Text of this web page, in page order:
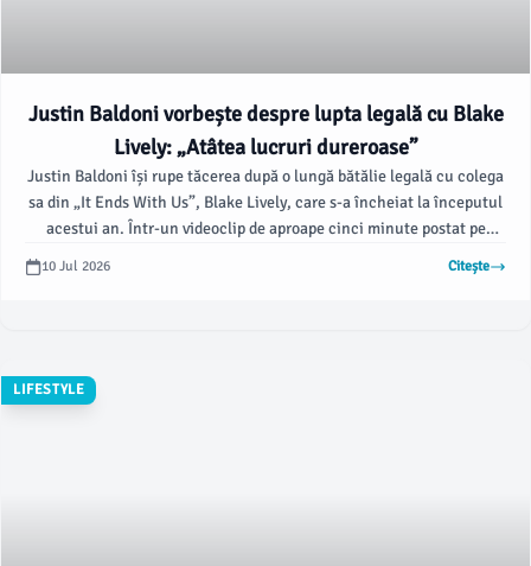
Justin Baldoni vorbește despre lupta legală cu Blake
Lively: „Atâtea lucruri dureroase”
Justin Baldoni își rupe tăcerea după o lungă bătălie legală cu colega
sa din „It Ends With Us”, Blake Lively, care s-a încheiat la începutul
acestui an. Într-un videoclip de aproape cinci minute postat pe
Instagram, Justin, stând alături de soția sa, Emily Baldoni, a explicat
motivele tăcerii sale și cum s-au descurcat ca familie în ultimii
10 Jul 2026 Citește
LIFESTYLE